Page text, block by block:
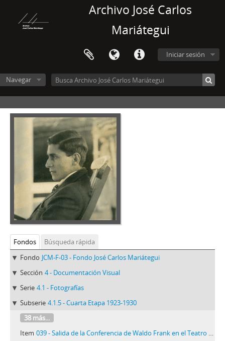
Archivo José Carlos
Mariátegui
Iniciar sesión
Navegar
Fondos
Búsqueda rápida
Fondo JCM-F-03 - Fondo José Carlos Mariátegui
Sección 4 - Documentación Visual
Serie 4.1 - Fotografías
Subserie 4.1.5 - Cuarta Etapa 1923-1930
38 más...
Item 039 - Salida de la Conferencia de Waldo Frank en el Teatro Municipal